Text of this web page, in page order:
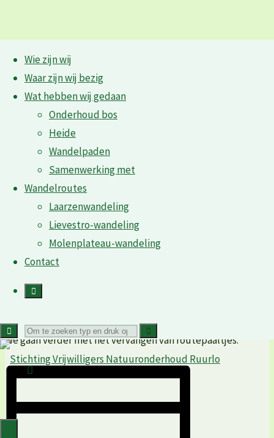
inhoud
Wie zijn wij
Waar zijn wij bezig
Wat hebben wij gedaan
Onderhoud bos
Heide
Wandelpaden
Samenwerking met
Wandelroutes
Laarzenwandeling
Lievestro-wandeling
Molenplateau-wandeling
Contact
Zoeken
naar:
« Alle Evenementen
Wandelroutepaaltjes
«Routepaaltjes
Wandelroutepaaltjes
We gaan verder met het vervangen van routepaaltjes.